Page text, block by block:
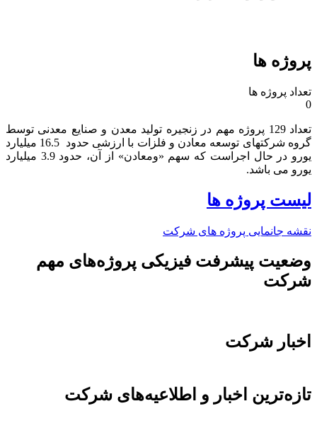
پروژه ها
تعداد پروژه ها
0
تعداد 129 پروژه مهم در زنجیره تولید معدن و صنایع معدنی توسط
گروه شرکتهای توسعه معادن و فلزات با ارزشی حدود 16.5 میلیارد
یورو در حال اجراست که سهم «ومعادن» از آن، حدود 3.9 میلیارد
یورو می باشد.​
لیست پروژه ها
نقشه جانمایی پروژه های شرکت
وضعیت پیشرفت فیزیکی پروژه‌های مهم
شرکت
اخبار شرکت
تازه‌ترین اخبار و اطلاعیه‌های شرکت